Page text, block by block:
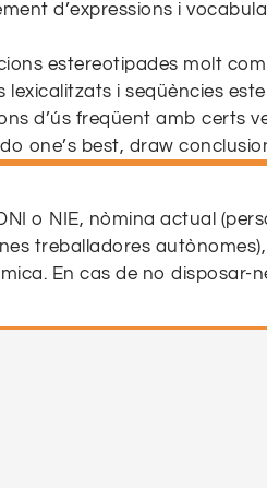
d’expressions i
estereotipades molt
lexicalitzats i seqüències
d’ús freqüent amb certs
one’s best, draw
molt freqüents (No
paraules
o NIE, nòmina actual
treballadores
En cas de no disposar-